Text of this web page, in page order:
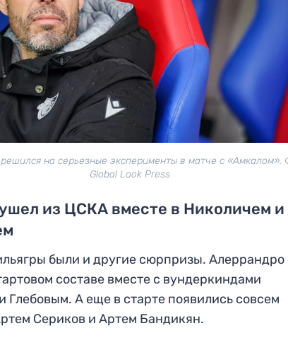
на серьезные эксперименты в матче с «Амкалом».
Global Look Press
из ЦСКА вместе в Николичем и
были и другие сюрпризы. Алеррандро
составе вместе с вундеркиндами
Глебовым. А еще в старте появились совсем
Сериков и Артем Бандикян.